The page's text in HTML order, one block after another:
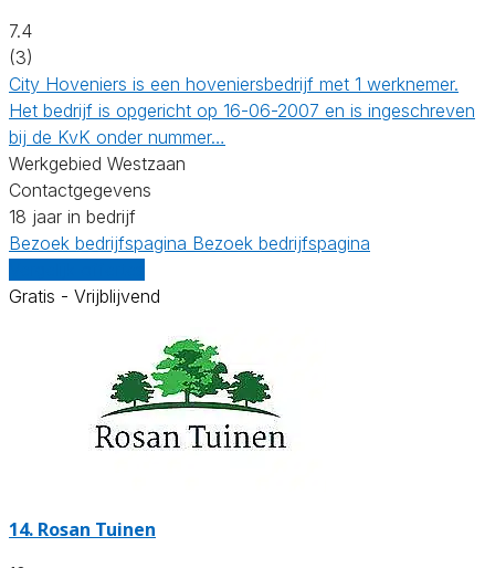
7.4
(3)
City Hoveniers is een hoveniersbedrijf met 1 werknemer.
Het bedrijf is opgericht op 16-06-2007 en is ingeschreven
bij de KvK onder nummer…
Werkgebied Westzaan
Contactgegevens
18 jaar in bedrijf
Bezoek bedrijfspagina Bezoek bedrijfspagina
Gratis - Vrijblijvend
14. Rosan Tuinen